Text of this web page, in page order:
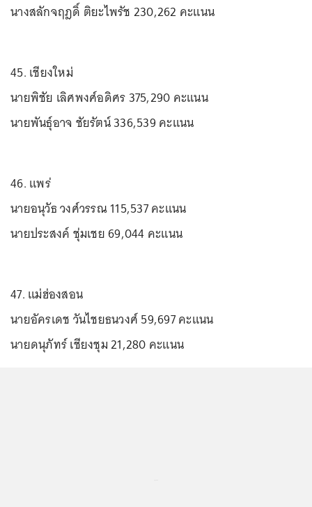
นางสลักจฤฎดิ์ ติยะไพรัช 230,262 คะแนน
45. เชียงใหม่
นายพิชัย เลิศพงศ์อดิศร 375,290 คะแนน
นายพันธุ์อาจ ชัยรัตน์ 336,539 คะแนน
46. แพร่
นายอนุวัธ วงศ์วรรณ 115,537 คะแนน
นายประสงค์ ชุ่มเชย 69,044 คะแนน
47. แม่ฮ่องสอน
นายอัครเดช วันไชยธนวงศ์ 59,697 คะแนน
นายดนุภัทร์ เชียงชุม 21,280 คะแนน